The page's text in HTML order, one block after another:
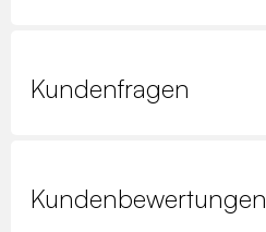
Kundenfragen
Kundenbewertungen